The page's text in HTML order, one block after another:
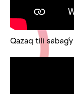
Qazaq tili sabaǵy